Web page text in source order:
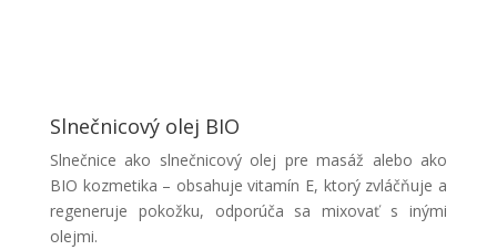
Slnečnicový olej BIO
Slnečnice ako slnečnicový olej pre masáž alebo ako
BIO kozmetika – obsahuje vitamín E, ktorý zvláčňuje a
regeneruje pokožku, odporúča sa mixovať s inými
olejmi.